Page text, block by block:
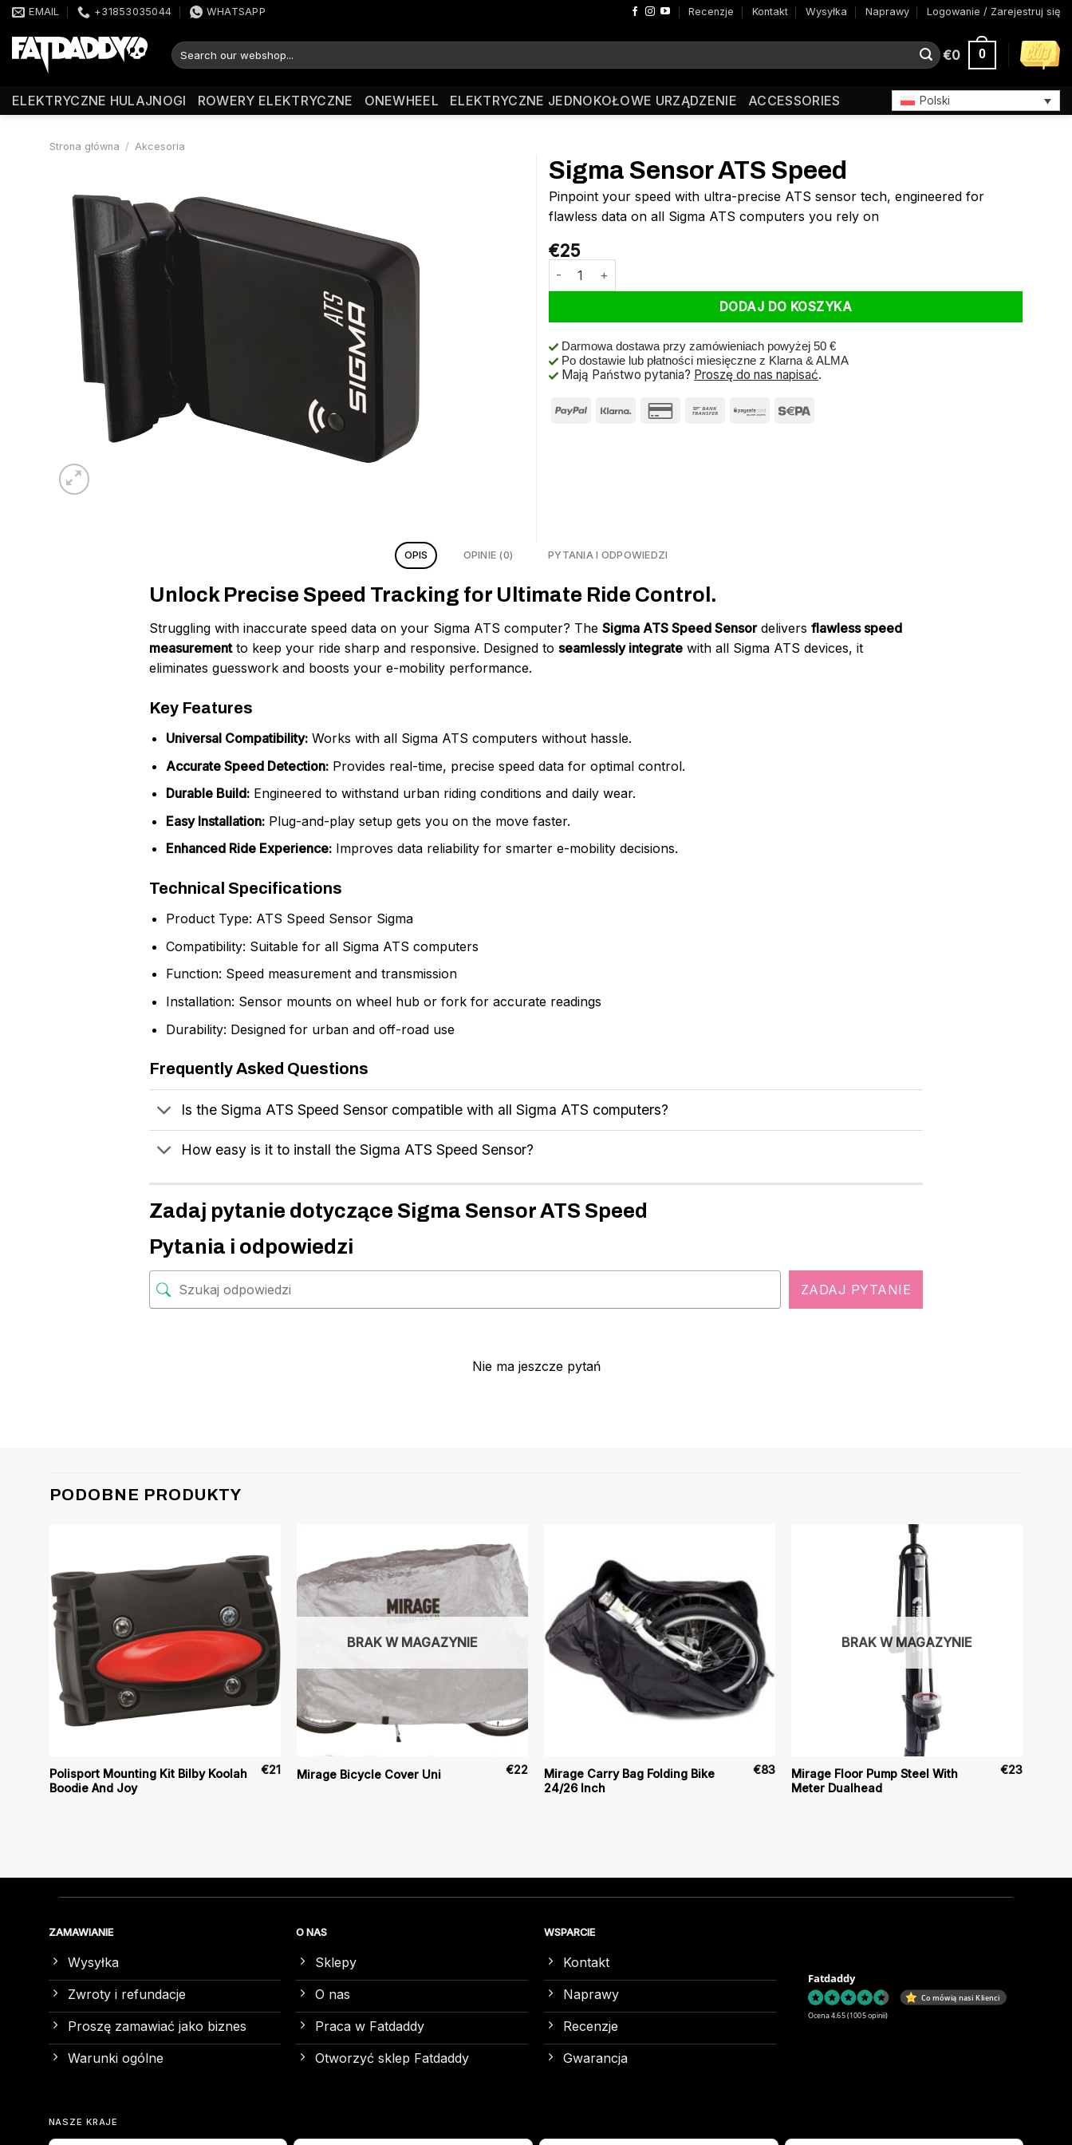
Przewiń
zawartości
EMAIL +31853035044 WHATSAPP Recenzje Kontakt Wysyłka Naprawy Logowanie / Zarejestruj się
Szukaj: €0 0
ELEKTRYCZNE HULAJNOGI ROWERY ELEKTRYCZNE ONEWHEEL ELEKTRYCZNE JEDNOKOŁOWE URZĄDZENIE ACCESSORIES Polski
Strona główna / Akcesoria
Sigma Sensor ATS Speed
Pinpoint your speed with ultra-precise ATS sensor tech, engineered for
flawless data on all Sigma ATS computers you rely on
€25
ilość Sigma Sensor ATS Speed
DODAJ DO KOSZYKA
Darmowa dostawa przy zamówieniach powyżej 50 €
Po dostawie lub płatności miesięczne z Klarna & ALMA
Mają Państwo pytania? Proszę do nas napisać.
OPIS OPINIE (0) PYTANIA I ODPOWIEDZI
Unlock Precise Speed Tracking for Ultimate Ride Control.
Struggling with inaccurate speed data on your Sigma ATS computer? The Sigma ATS Speed Sensordelivers flawless speed
measurementto keep your ride sharp and responsive. Designed to seamlessly integrate with all Sigma ATS devices, it
eliminates guesswork and boosts your e-mobility performance.
Key Features
Universal Compatibility:Works with all Sigma ATS computers without hassle.
Accurate Speed Detection:Provides real-time, precise speed data for optimal control.
Durable Build:Engineered to withstand urban riding conditions and daily wear.
Easy Installation:Plug-and-play setup gets you on the move faster.
Enhanced Ride Experience:Improves data reliability for smarter e-mobility decisions.
Technical Specifications
Product Type: ATS Speed Sensor Sigma
Compatibility: Suitable for all Sigma ATS computers
Function: Speed measurement and transmission
Installation: Sensor mounts on wheel hub or fork for accurate readings
Durability: Designed for urban and off-road use
Frequently Asked Questions
Is the Sigma ATS Speed Sensor compatible with all Sigma ATS computers?
How easy is it to install the Sigma ATS Speed Sensor?
Zadaj pytanie dotyczące Sigma Sensor ATS Speed
Pytania i odpowiedzi
ZADAJ PYTANIE
Nie ma jeszcze pytań
PODOBNE PRODUKTY
Polisport Mounting Kit Bilby Koolah
Boodie And Joy
€21
BRAK W MAGAZYNIE
Mirage Bicycle Cover Uni €22
Mirage Carry Bag Folding Bike
24/26 Inch
€83
BRAK W MAGAZYNIE
Mirage Floor Pump Steel With
Meter Dualhead
€23
ZAMAWIANIE
Wysyłka
Zwroty i refundacje
Proszę zamawiać jako biznes
Warunki ogólne
O NAS
Sklepy
O nas
Praca w Fatdaddy
Otworzyć sklep Fatdaddy
WSPARCIE
Kontakt
Naprawy
Recenzje
Gwarancja
Fatdaddy
Co mówią nasi Klienci
Ocena 4.65 (1005 opinii)
NASZE KRAJE